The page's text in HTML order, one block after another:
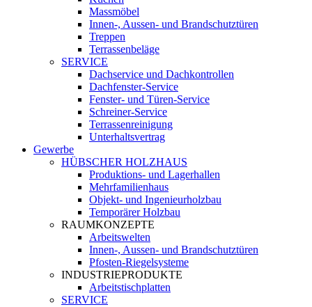
Massmöbel
Innen-, Aussen- und Brandschutztüren
Treppen
Terrassenbeläge
SERVICE
Dachservice und Dachkontrollen
Dachfenster-Service
Fenster- und Türen-Service
Schreiner-Service
Terrassenreinigung
Unterhaltsvertrag
Gewerbe
HÜBSCHER HOLZHAUS
Produktions- und Lagerhallen
Mehrfamilienhaus
Objekt- und Ingenieurholzbau
Temporärer Holzbau
RAUMKONZEPTE
Arbeitswelten
Innen-, Aussen- und Brandschutztüren
Pfosten-Riegelsysteme
INDUSTRIEPRODUKTE
Arbeitstischplatten
SERVICE